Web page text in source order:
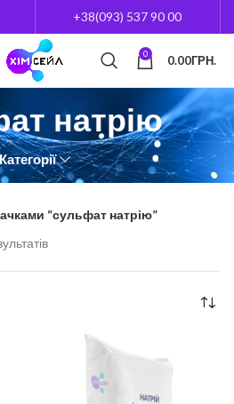
+38(093) 537 90 00
0 0.00ГРН.
натрію
Категорії
“сульфат натрію”